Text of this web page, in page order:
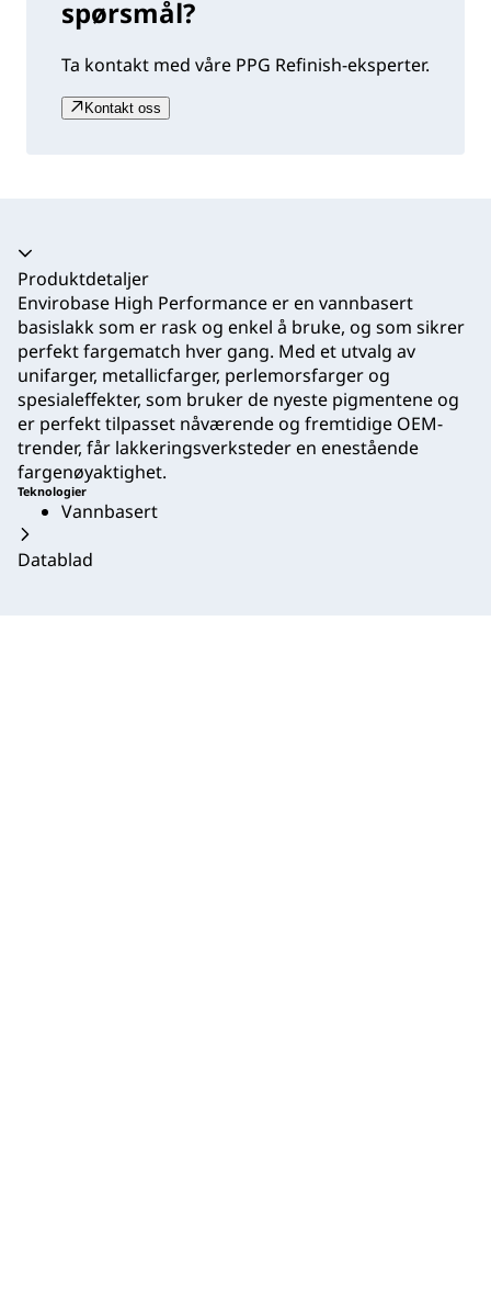
spørsmål?
Ta kontakt med våre PPG Refinish-eksperter.
Kontakt oss
Trekkspill kollapset
Produktdetaljer
Envirobase High Performance er en vannbasert
basislakk som er rask og enkel å bruke, og som sikrer
perfekt fargematch hver gang. Med et utvalg av
unifarger, metallicfarger, perlemorsfarger og
spesialeffekter, som bruker de nyeste pigmentene og
er perfekt tilpasset nåværende og fremtidige OEM-
trender, får lakkeringsverksteder en enestående
fargenøyaktighet.
Teknologier
Vannbasert
Datablad